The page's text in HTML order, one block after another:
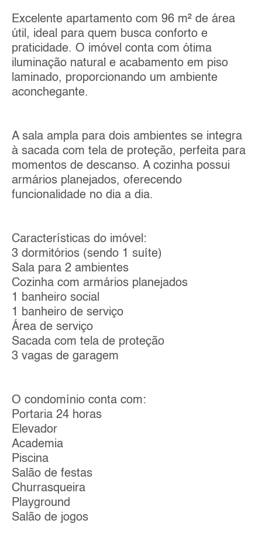
Excelente apartamento com 96 m² de área
útil, ideal para quem busca conforto e
praticidade. O imóvel conta com ótima
iluminação natural e acabamento em piso
laminado, proporcionando um ambiente
aconchegante.
A sala ampla para dois ambientes se integra
à sacada com tela de proteção, perfeita para
momentos de descanso. A cozinha possui
armários planejados, oferecendo
funcionalidade no dia a dia.
Características do imóvel:
3 dormitórios (sendo 1 suíte)
Sala para 2 ambientes
Cozinha com armários planejados
1 banheiro social
1 banheiro de serviço
Área de serviço
Sacada com tela de proteção
3 vagas de garagem
O condomínio conta com:
Portaria 24 horas
Elevador
Academia
Piscina
Salão de festas
Churrasqueira
Playground
Salão de jogos